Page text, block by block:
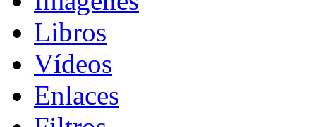
Libros
Vídeos
Enlaces